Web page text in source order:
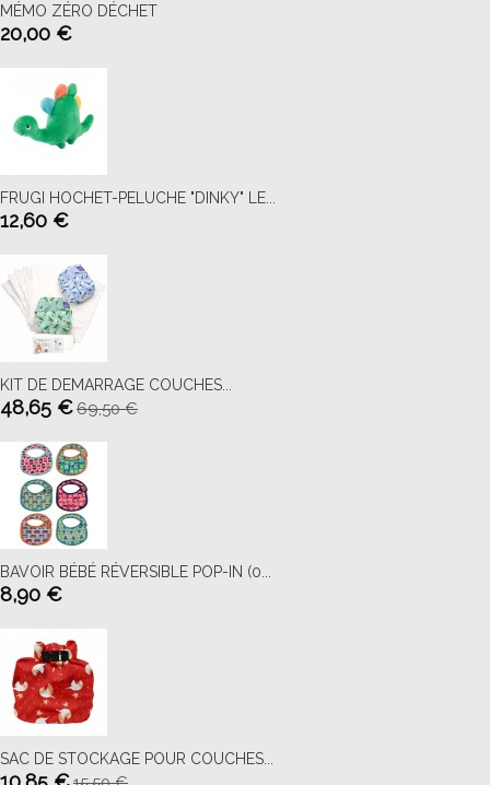
MÉMO ZÉRO DÉCHET
20,00 €
FRUGI HOCHET-PELUCHE "DINKY" LE...
12,60 €
KIT DE DEMARRAGE COUCHES...
48,65 €69,50 €
BAVOIR BÉBÉ RÉVERSIBLE POP-IN (0...
8,90 €
SAC DE STOCKAGE POUR COUCHES...